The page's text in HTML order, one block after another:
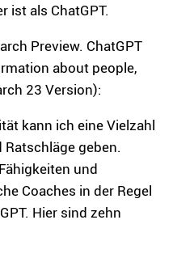
ist als ChatGPT.
Preview. ChatGPT
about people,
23 Version):
kann ich eine Vielzahl
geben.
und
Coaches in der Regel
Hier sind zehn